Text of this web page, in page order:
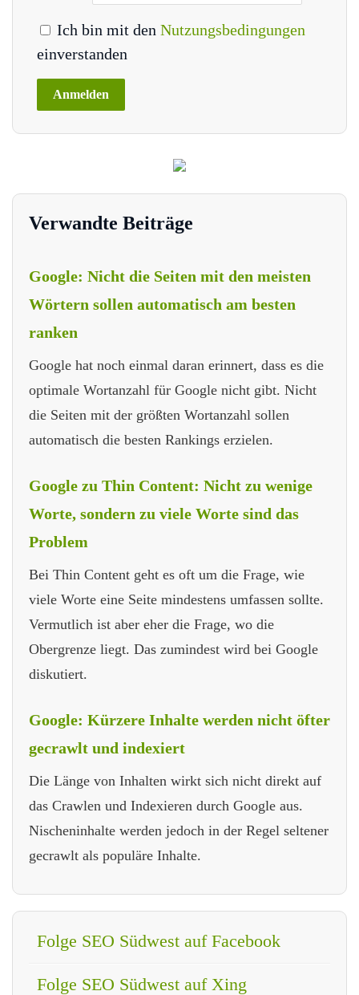
Ich bin mit den Nutzungsbedingungen
einverstanden
Verwandte Beiträge
Google: Nicht die Seiten mit den meisten
Wörtern sollen automatisch am besten
ranken
Google hat noch einmal daran erinnert, dass es die
optimale Wortanzahl für Google nicht gibt. Nicht
die Seiten mit der größten Wortanzahl sollen
automatisch die besten Rankings erzielen.
Google zu Thin Content: Nicht zu wenige
Worte, sondern zu viele Worte sind das
Problem
Bei Thin Content geht es oft um die Frage, wie
viele Worte eine Seite mindestens umfassen sollte.
Vermutlich ist aber eher die Frage, wo die
Obergrenze liegt. Das zumindest wird bei Google
diskutiert.
Google: Kürzere Inhalte werden nicht öfter
gecrawlt und indexiert
Die Länge von Inhalten wirkt sich nicht direkt auf
das Crawlen und Indexieren durch Google aus.
Nischeninhalte werden jedoch in der Regel seltener
gecrawlt als populäre Inhalte.
Folge SEO Südwest auf Facebook
Folge SEO Südwest auf Xing